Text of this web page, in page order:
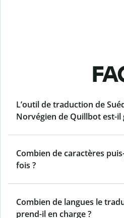
L’outil de traduction de
Norvégien de Quillbot est-il
Combien de caractères
fois ?
Combien de langues le
prend-il en charge ?